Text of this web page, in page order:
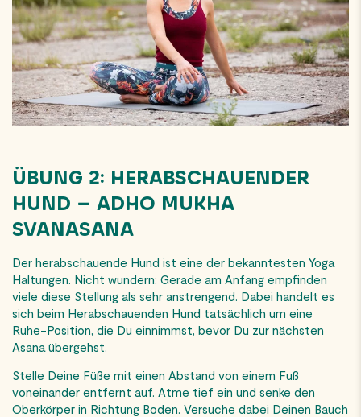
ÜBUNG 2: HERABSCHAUENDER
HUND – ADHO MUKHA
SVANASANA
Der herabschauende Hund ist eine der bekanntesten Yoga
Haltungen. Nicht wundern: Gerade am Anfang empfinden
viele diese Stellung als sehr anstrengend. Dabei handelt es
sich beim Herabschauenden Hund tatsächlich um eine
Ruhe-Position, die Du einnimmst, bevor Du zur nächsten
Asana übergehst.
Stelle Deine Füße mit einen Abstand von einem Fuß
voneinander entfernt auf. Atme tief ein und senke den
Oberkörper in Richtung Boden. Versuche dabei Deinen Bauch